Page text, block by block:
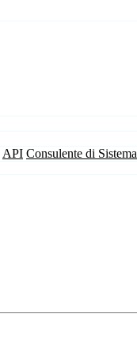
API Consulente di Sistema